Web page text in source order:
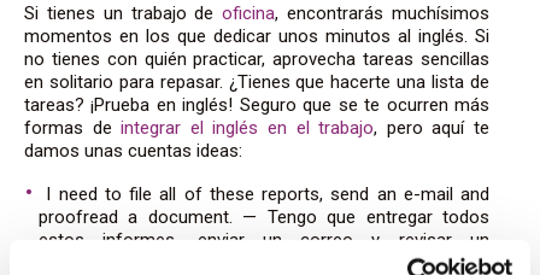
Si tienes un trabajo de oficina, encontrarás muchísimos
momentos en los que dedicar unos minutos al inglés. Si
no tienes con quién practicar, aprovecha tareas sencillas
en solitario para repasar. ¿Tienes que hacerte una lista de
tareas? ¡Prueba en inglés! Seguro que se te ocurren más
formas de integrar el inglés en el trabajo, pero aquí te
damos unas cuentas ideas:
I need to file all of these reports, send an e-mail and
proofread a document.
— Tengo que entregar todos
estos informes, enviar un correo y revisar un